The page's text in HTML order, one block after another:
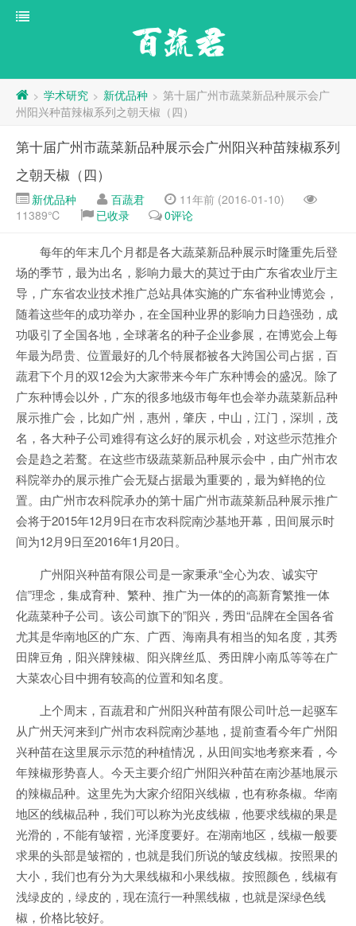
百蔬君
> 学术研究 > 新优品种 > 第十届广州市蔬菜新品种展示会广
州阳兴种苗辣椒系列之朝天椒（四）
第十届广州市蔬菜新品种展示会广州阳兴种苗辣椒系列
之朝天椒（四）
新优品种 百蔬君
11年前 (2016-01-10)
11389℃
已收录 0评论
每年的年末几个月都是各大蔬菜新品种展示时隆重先后登
场的季节，最为出名，影响力最大的莫过于由广东省农业厅主
导，广东省农业技术推广总站具体实施的广东省种业博览会，
随着这些年的成功举办，在全国种业界的影响力日趋强劲，成
功吸引了全国各地，全球著名的种子企业参展，在博览会上每
年最为昂贵、位置最好的几个特展都被各大跨国公司占据，百
蔬君下个月的双12会为大家带来今年广东种博会的盛况。除了
广东种博会以外，广东的很多地级市每年也会举办蔬菜新品种
展示推广会，比如广州，惠州，肇庆，中山，江门，深圳，茂
名，各大种子公司难得有这么好的展示机会，对这些示范推介
会是趋之若鹜。在这些市级蔬菜新品种展示会中，由广州市农
科院举办的展示推广会无疑占据最为重要的，最为鲜艳的位
置。由广州市农科院承办的第十届广州市蔬菜新品种展示推广
会将于2015年12月9日在市农科院南沙基地开幕，田间展示时
间为12月9日至2016年1月20日。
广州阳兴种苗有限公司是一家秉承“全心为农、诚实守
信”理念，集成育种、繁种、推广为一体的的高新育繁推一体
化蔬菜种子公司。该公司旗下的”阳兴，秀田“品牌在全国各省
尤其是华南地区的广东、广西、海南具有相当的知名度，其秀
田牌豆角，阳兴牌辣椒、阳兴牌丝瓜、秀田牌小南瓜等等在广
大菜农心目中拥有较高的位置和知名度。
上个周末，百蔬君和广州阳兴种苗有限公司叶总一起驱车
从广州天河来到广州市农科院南沙基地，提前查看今年广州阳
兴种苗在这里展示示范的种植情况，从田间实地考察来看，今
年辣椒形势喜人。今天主要介绍广州阳兴种苗在南沙基地展示
的辣椒品种。这里先为大家介绍阳兴线椒，也有称条椒。华南
地区的线椒品种，我们可以称为光皮线椒，他要求线椒的果是
光滑的，不能有皱褶，光泽度要好。在湖南地区，线椒一般要
求果的头部是皱褶的，也就是我们所说的皱皮线椒。按照果的
大小，我们也有分为大果线椒和小果线椒。按照颜色，线椒有
浅绿皮的，绿皮的，现在流行一种黑线椒，也就是深绿色线
椒，价格比较好。